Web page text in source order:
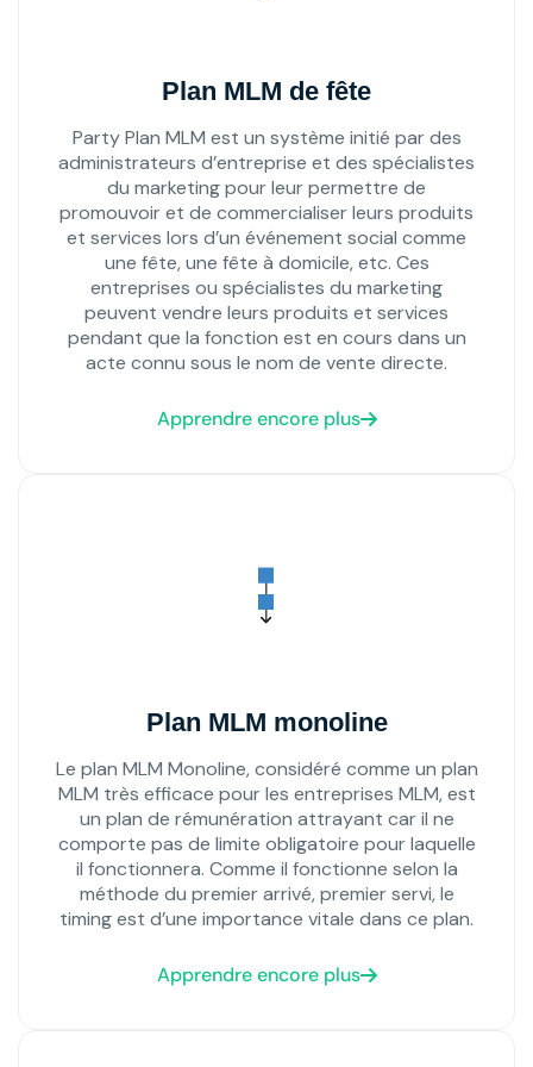
Plan MLM de fête
Party Plan MLM est un système initié par des
administrateurs d’entreprise et des spécialistes
du marketing pour leur permettre de
promouvoir et de commercialiser leurs produits
et services lors d’un événement social comme
une fête, une fête à domicile, etc. Ces
entreprises ou spécialistes du marketing
peuvent vendre leurs produits et services
pendant que la fonction est en cours dans un
acte connu sous le nom de vente directe.
Apprendre encore plus
Plan MLM monoline
Le plan MLM Monoline, considéré comme un plan
MLM très efficace pour les entreprises MLM, est
un plan de rémunération attrayant car il ne
comporte pas de limite obligatoire pour laquelle
il fonctionnera. Comme il fonctionne selon la
méthode du premier arrivé, premier servi, le
timing est d’une importance vitale dans ce plan.
Apprendre encore plus